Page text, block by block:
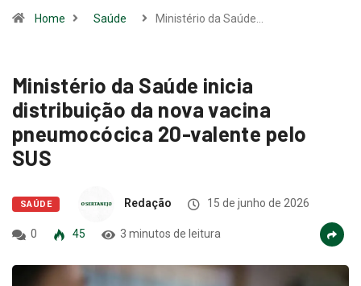
Home Saúde Ministério da Saúde…
Ministério da Saúde inicia
distribuição da nova vacina
pneumocócica 20-valente pelo
SUS
SAÚDE Redação 15 de junho de 2026
0 45 3 minutos de leitura